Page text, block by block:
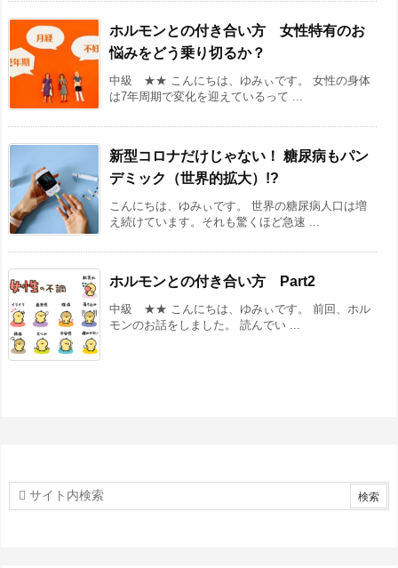
ホルモンとの付き合い方 女性特有のお
悩みをどう乗り切るか？
中級 ★★ こんにちは、ゆみぃです。 女性の身体
は7年周期で変化を迎えているって ...
新型コロナだけじゃない！ 糖尿病もパン
デミック（世界的拡大）!?
こんにちは、ゆみぃです。 世界の糖尿病人口は増
え続けています。それも驚くほど急速 ...
ホルモンとの付き合い方 Part2
中級 ★★ こんにちは、ゆみぃです。 前回、ホル
モンのお話をしました。 読んでい ...